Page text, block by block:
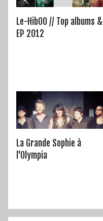
Le-HibOO // Top albums &
EP 2012
La Grande Sophie à
l'Olympia